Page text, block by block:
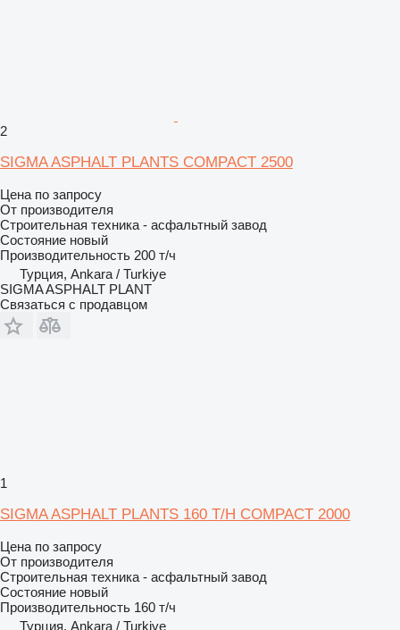
2
SIGMA ASPHALT PLANTS COMPACT 2500
Цена по запросу
От производителя
Строительная техника - асфальтный завод
Состояние новый
Производительность 200 т/ч
Турция, Ankara / Turkiye
SIGMA ASPHALT PLANT
Связаться с продавцом
1
SIGMA ASPHALT PLANTS 160 T/H COMPACT 2000
Цена по запросу
От производителя
Строительная техника - асфальтный завод
Состояние новый
Производительность 160 т/ч
Турция, Ankara / Turkiye